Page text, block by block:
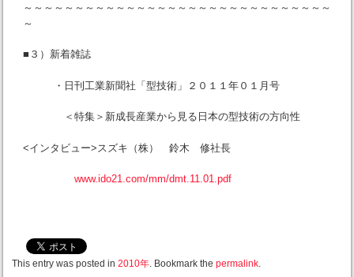
～～～～～～～～～～～～～～～～～～～～～～～～～～～～～～
～
■３）新着雑誌
・日刊工業新聞社「型技術」２０１１年０１月号
＜特集＞新成長産業から見る日本の型技術の方向性
<インタビュー>スズキ（株） 鈴木 修社長
www.ido21.com/mm/dmt.11.01.pdf
This entry was posted in 2010年. Bookmark the permalink.